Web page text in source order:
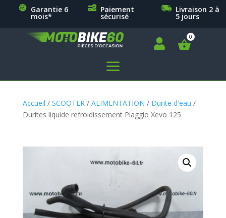
Garantie 6
mois*
Paiement
sécurisé
Livraison 2 à
5 jours

a
Accueil / SCOOTER / ALIMENTATION / Durite d'eau /
Durites liquide refroidissement Piaggio Xevo 125